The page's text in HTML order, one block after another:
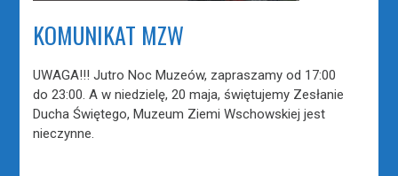
KOMUNIKAT MZW
UWAGA!!! Jutro Noc Muzeów, zapraszamy od 17:00
do 23:00. A w niedzielę, 20 maja, świętujemy Zesłanie
Ducha Świętego, Muzeum Ziemi Wschowskiej jest
nieczynne.